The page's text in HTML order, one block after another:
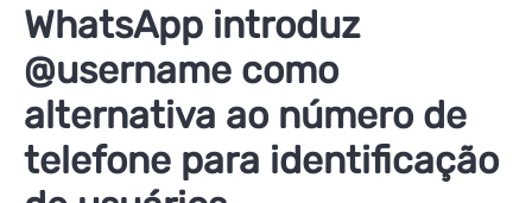
WhatsApp introduz
@username como
alternativa ao número de
telefone para identificação